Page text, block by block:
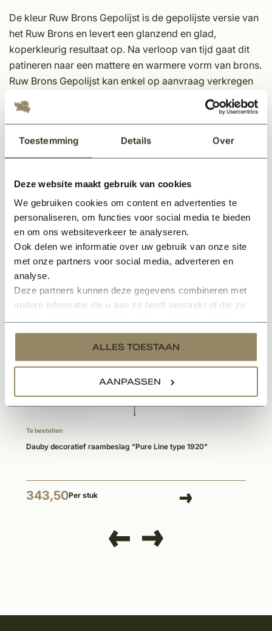
Toestemming Details Over
Deze website maakt gebruik van cookies
We gebruiken cookies om content en advertenties te
personaliseren, om functies voor social media te bieden
en om ons websiteverkeer te analyseren.
Ook delen we informatie over uw gebruik van onze site
met onze partners voor social media, adverteren en
analyse.
Deze partners kunnen deze gegevens combineren met
andere informatie die u aan ze heeft verstrekt of die ze
services.
ALLES TOESTAAN
AANPASSEN
De kleur Ruw Brons Gepolijst is de gepolijste versie van
het Ruw Brons en levert een glanzend en glad,
koperkleurig resultaat op. Na verloop van tijd gaat dit
patineren naar een mattere en warmere vorm van brons.
Ruw Brons Gepolijst kan enkel op aanvraag verkregen
worden, dus hou rekening met de levertermijn.
Eigenschappen Dauby decoratief beslag;
Unieke afwerking
Tijdloos
In meerdere kleuren en varianten leverbaar
Onderhoudsvriendelijk materiaal
Specificaties
Gerelateerde producten
Te bestellen
Dauby decoratief raambeslag "Pure Line type 1920"
343,50Per stuk